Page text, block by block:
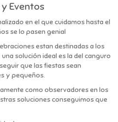
Eventos
en el que cuidamos hasta el
se lo pasen genial
estan destinadas a los
solución ideal es la del canguro
que las fiestas sean
y pequeños.
como observadores en los
soluciones conseguimos que